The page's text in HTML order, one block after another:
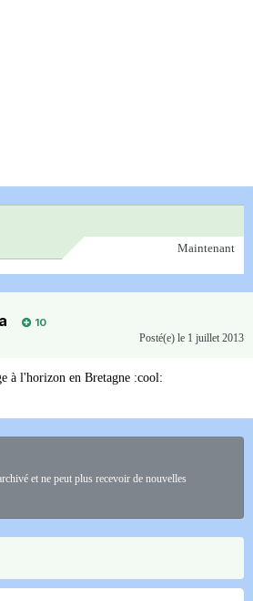
Maintenant
10
Posté(e) le 1 juillet 2013
à l'horizon en Bretagne :cool:
et ne peut plus recevoir de nouvelles